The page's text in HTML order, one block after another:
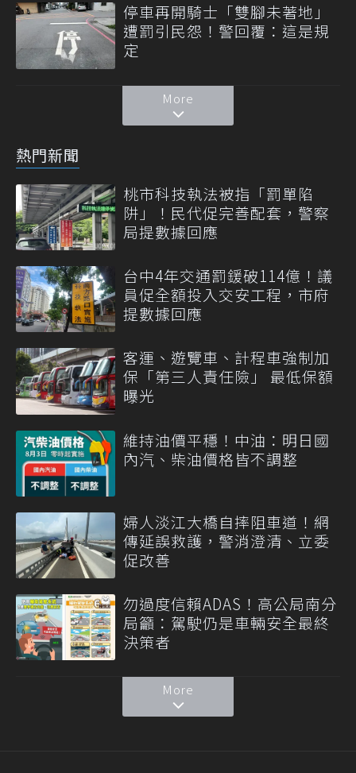
停車再開騎士「雙腳未著地」
遭罰引民怨！警回覆：這是規
定
More
熱門新聞
桃市科技執法被指「罰單陷
阱」！民代促完善配套，警察
局提數據回應
台中4年交通罰鍰破114億！議
員促全額投入交安工程，市府
提數據回應
客運、遊覽車、計程車強制加
保「第三人責任險」 最低保額
曝光
維持油價平穩！中油：明日國
內汽、柴油價格皆不調整
婦人淡江大橋自摔阻車道！網
傳延誤救護，警消澄清、立委
促改善
勿過度信賴ADAS！高公局南分
局籲：駕駛仍是車輛安全最終
決策者
More